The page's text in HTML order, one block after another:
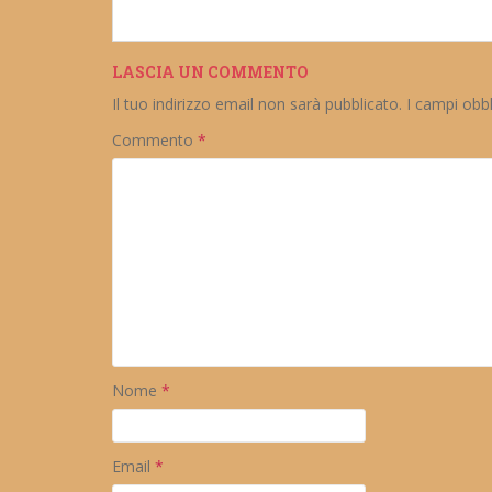
LASCIA UN COMMENTO
Il tuo indirizzo email non sarà pubblicato. I campi
Commento *
Nome *
Email *